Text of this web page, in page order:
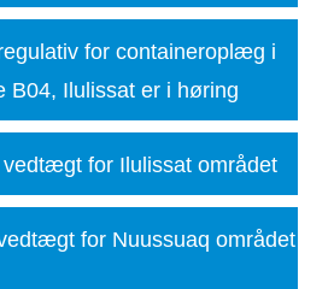
for containeroplæg i
B04, Ilulissat er i høring
vedtægt for Ilulissat området
for Nuussuaq området